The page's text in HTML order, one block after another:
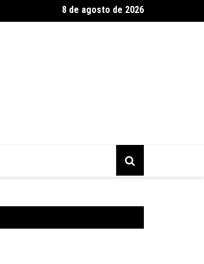
neste sábado no DF
8 de agosto de 2026